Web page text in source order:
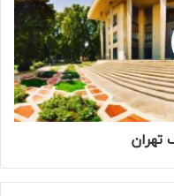
تهران